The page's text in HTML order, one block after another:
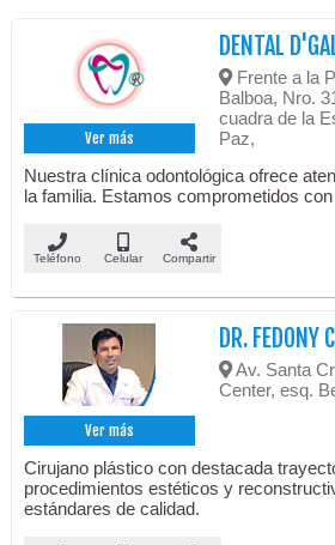
Ver más
DENTAL
Frente a la
Balboa, Nro.
cuadra de la
Paz,
Nuestra clínica odontológica ofrece
la familia. Estamos comprometidos con
Teléfono Celular Compartir
Ver más
DR. FEDONY
Av. Santa
Center, esq.
Cirujano plástico con destacada
procedimientos estéticos y
estándares de calidad.